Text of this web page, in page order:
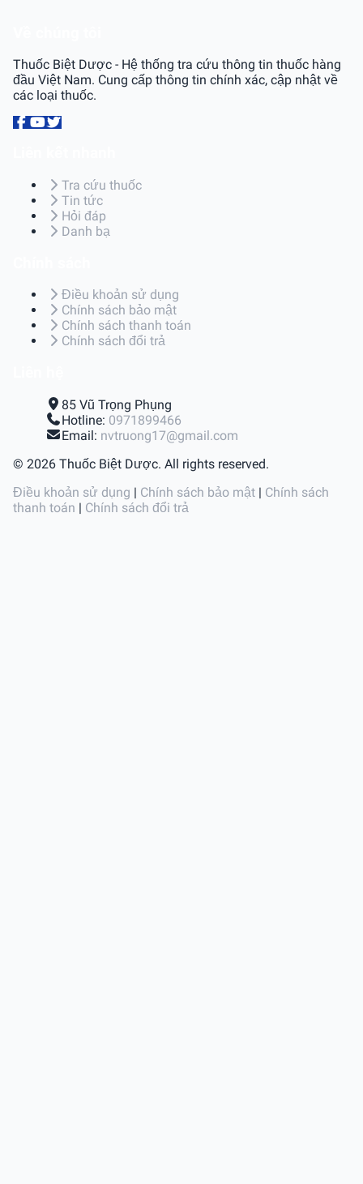
Thuốc Biệt Dược - Hệ thống tra cứu thông tin thuốc hàng
đầu Việt Nam. Cung cấp thông tin chính xác, cập nhật về
các loại thuốc.
Tra cứu thuốc
Tin tức
Hỏi đáp
Danh bạ
Điều khoản sử dụng
Chính sách bảo mật
Chính sách thanh toán
Chính sách đổi trả
85 Vũ Trọng Phụng
Hotline: 0971899466
Email: nvtruong17@gmail.com
© 2026 Thuốc Biệt Dược. All rights reserved.
Điều khoản sử dụng | Chính sách bảo mật | Chính sách
thanh toán | Chính sách đổi trả